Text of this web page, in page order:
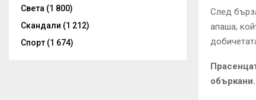
След
апашa,
объркани.
Света (1 800)
Скандали (1 212)
Спорт (1 674)